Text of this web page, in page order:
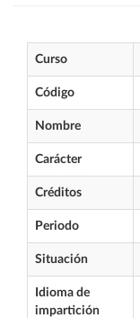
Curso
Código
Nombre
Carácter
Créditos
Periodo
Situación
Idioma de
impartición